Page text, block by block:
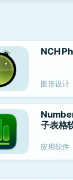
NCH
图形设计
子表格
应用软件